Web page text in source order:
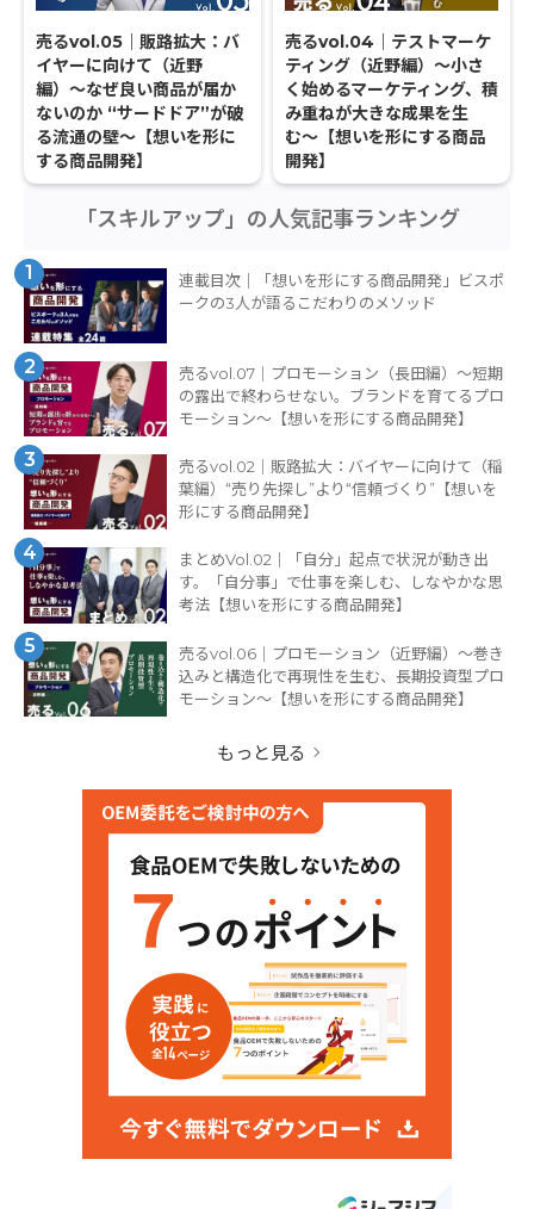
売るvol.05｜販路拡大：バ
イヤーに向けて（近野
編）〜なぜ良い商品が届か
ないのか “サードドア”が破
る流通の壁〜【想いを形に
する商品開発】
売るvol.04｜テストマーケ
ティング（近野編）〜小さ
く始めるマーケティング、積
み重ねが大きな成果を生
む〜【想いを形にする商品
開発】
「スキルアップ」の人気記事ランキング
1
連載目次｜「想いを形にする商品開発」ビスポ
ークの3人が語るこだわりのメソッド
2
売るvol.07｜プロモーション（長田編）〜短期
の露出で終わらせない。ブランドを育てるプロ
モーション〜【想いを形にする商品開発】
3
売るvol.02｜販路拡大：バイヤーに向けて（稲
葉編）“売り先探し”より“信頼づくり”【想いを
形にする商品開発】
4
まとめVol.02｜「自分」起点で状況が動き出
す。「自分事」で仕事を楽しむ、しなやかな思
考法【想いを形にする商品開発】
5
売るvol.06｜プロモーション（近野編）〜巻き
込みと構造化で再現性を生む、長期投資型プロ
モーション〜【想いを形にする商品開発】
もっと見る